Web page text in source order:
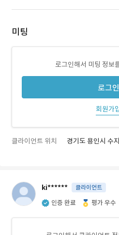
미팅
로그인해서 미팅 정보
로그인
회원가
클라이언트 위치 경기도 용인시 수
ki****** 클라이언트
인증 완료 평가 우수